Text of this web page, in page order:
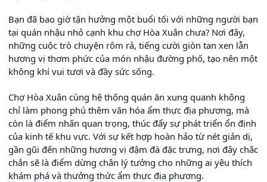
Bạn đã bao giờ tận hưởng một buổi tối với những người bạn
tại quán nhậu nhỏ cạnh khu chợ Hòa Xuân chưa? Nơi đây,
những cuộc trò chuyện rôm rả, tiếng cười giòn tan xen lẫn
hương vị thơm phức của món nhậu đường phố, tạo nên một
không khí vui tươi và đầy sức sống.
Chợ Hòa Xuân cùng hệ thống quán ăn xung quanh không
chỉ làm phong phú thêm văn hóa ẩm thực địa phương, mà
còn là điểm nhấn quan trọng, thúc đẩy sự phát triển ổn định
của kinh tế khu vực. Với sự kết hợp hoàn hảo từ nét giản dị,
gần gũi đến những hương vị đậm đà đặc trưng, nơi đây chắc
chắn sẽ là điểm dừng chân lý tưởng cho những ai yêu thích
khám phá và thưởng thức ẩm thực địa phương.